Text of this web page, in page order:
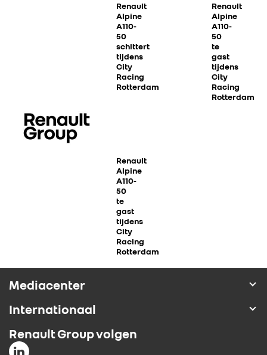
ALLIANCE
Renault
Alpine
A110-
50
schittert
tijdens
City
Racing
Rotterdam
Renault
Alpine
A110-
50
te
gast
tijdens
City
Racing
Rotterdam
Renault
Alpine
A110-
50
te
gast
tijdens
City
Racing
Rotterdam
Mediacenter
Internationaal
Renault Group volgen